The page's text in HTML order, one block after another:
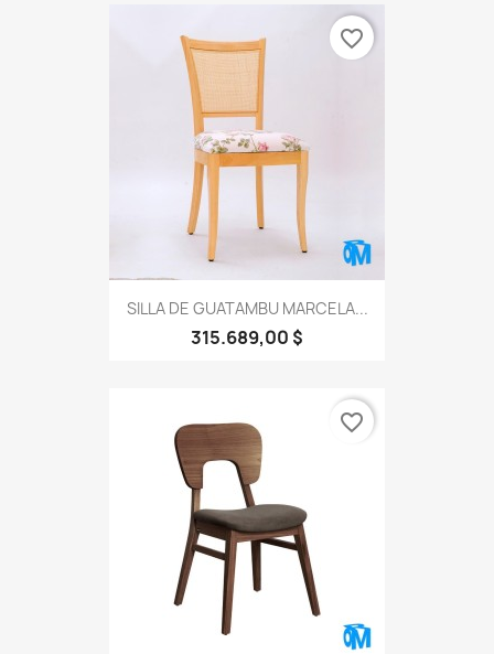
SILLA DE GUATAMBU MARCELA...
315.689,00 $
favorite_border
favorite_border